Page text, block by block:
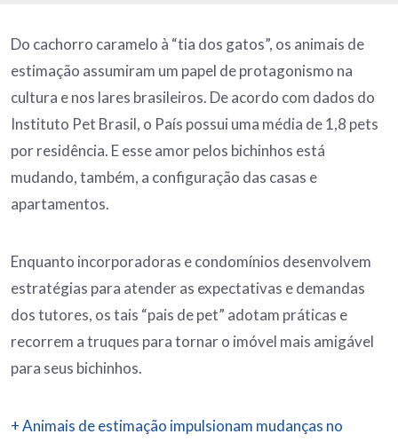
Do cachorro caramelo à “tia dos gatos”, os animais de
estimação assumiram um papel de protagonismo na
cultura e nos lares brasileiros. De acordo com dados do
Instituto Pet Brasil, o País possui uma média de 1,8 pets
por residência. E esse amor pelos bichinhos está
mudando, também, a configuração das casas e
apartamentos.
Enquanto incorporadoras e condomínios desenvolvem
estratégias para atender as expectativas e demandas
dos tutores, os tais “pais de pet” adotam práticas e
recorrem a truques para tornar o imóvel mais amigável
para seus bichinhos.
+ Animais de estimação impulsionam mudanças no